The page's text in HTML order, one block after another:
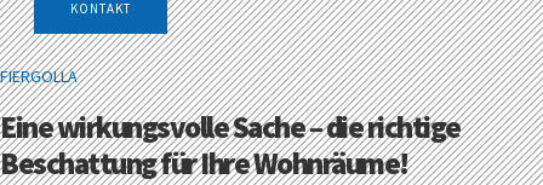
FIERGOLLA
Eine wirkungsvolle Sache – die richtige
Beschattung für Ihre Wohnräume!
KONTAKT